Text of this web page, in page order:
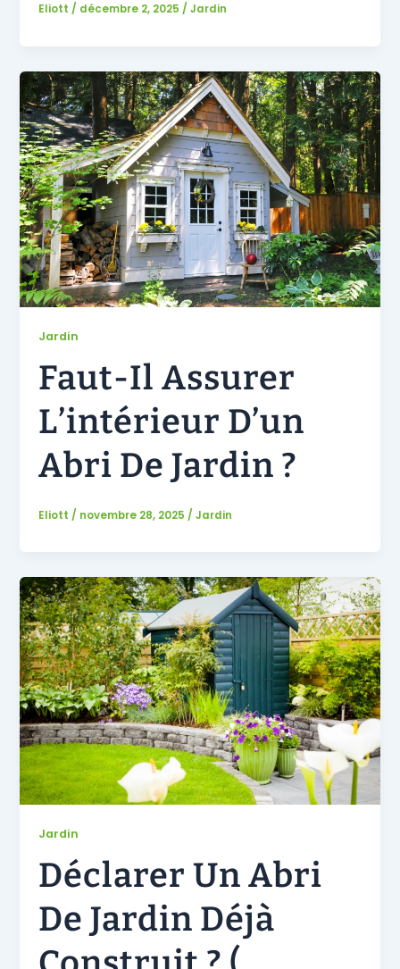
Eliott / décembre 2, 2025 / Jardin
Jardin
Faut-Il Assurer
L’intérieur D’un
Abri De Jardin ?
Eliott / novembre 28, 2025 / Jardin
Jardin
Déclarer Un Abri
De Jardin Déjà